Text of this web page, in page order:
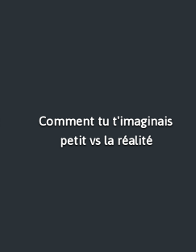
Comment tu t'imaginais
petit vs la réalité